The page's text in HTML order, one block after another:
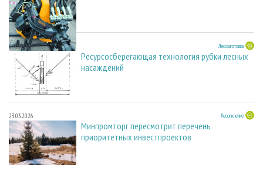
23.03.2026 Лесозаготовка
Ресурсосберегающая технология рубки лесных
насаждений
23.03.2026 Лесопиление
Минпромторг пересмотрит перечень
приоритетных инвестпроектов